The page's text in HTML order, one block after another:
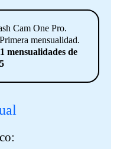
Cam One Pro.
mensualidad.
mensualidades de